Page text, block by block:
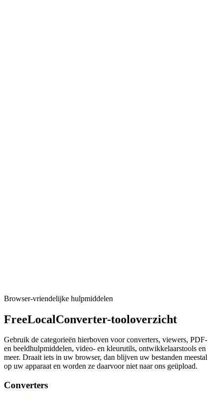
Browser-vriendelijke hulpmiddelen
FreeLocalConverter-tooloverzicht
Gebruik de categorieën hierboven voor converters, viewers, PDF-
en beeldhulpmiddelen, video- en kleurutils, ontwikkelaarstools en
meer. Draait iets in uw browser, dan blijven uw bestanden meestal
op uw apparaat en worden ze daarvoor niet naar ons geüpload.
Converters